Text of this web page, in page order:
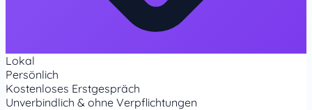
Lokal
Persönlich
Kostenloses Erstgespräch
Unverbindlich & ohne Verpflichtungen